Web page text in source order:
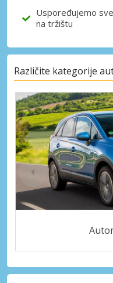
Uspoređujemo
na tržištu
Različite kategorije